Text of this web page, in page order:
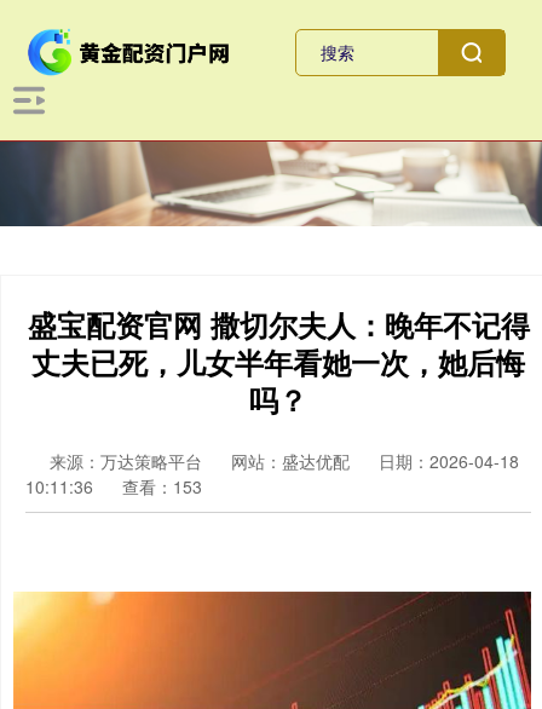
盛宝配资官网 撒切尔夫人：晚年不记得
丈夫已死，儿女半年看她一次，她后悔
吗？
来源：万达策略平台 网站：盛达优配
日期：2026-04-18
10:11:36
查看：153